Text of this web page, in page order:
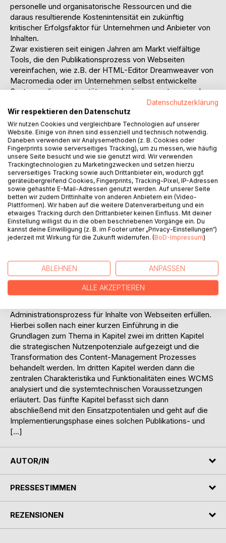
personelle und organisatorische Ressourcen und die
daraus resultierende Kostenintensität ein zukünftig
kritischer Erfolgsfaktor für Unternehmen und Anbieter von
Inhalten.
Zwar existieren seit einigen Jahren am Markt vielfältige
Tools, die den Publikationsprozess von Webseiten
vereinfachen, wie z.B. der HTML-Editor Dreamweaver von
Macromedia oder im Unternehmen selbst entwickelte
Systeme, diese unterstützen jedoch nur ansatzweise den
Prozess der Publikation. Gerade bei Publikationsprozessen
mit mehreren Autoren und der Administration einer Vielzahl
von unterschiedlichen Inhalten wie Text, Grafiken, Sound
und Video ergeben sich kostenintensive Prozesse, die
zusätzlich durch Medienbrüche belastet werden. Der
permanente und zeit- und arbeitsintensive Aktualisierungs-
und Pflegeaufwand der bisherigen Web-
Administrationssysteme bleibt daher ein zentrales Problem
und in der Folge der Ausweitung von Web-Präsenzen im
Internet ergibt sich eine zunehmende Relevanz, diesen
Prozess effektiver und effizienter zu gestalten.
Web Content Management Systeme setzen an diesem
Problem an und automatisieren den Prozess der Redaktion,
Pflege, Qualitätssicherung und Publikations-Freigabe von
Gang der Untersuchung:
Im Rahmen der vorliegenden Arbeit soll nun untersucht
werden, inwieweit Web Content Management Systeme die
angeführten strategischen und operativen Anforderungen
Administrationsprozess für Inhalte von Webseiten erfüllen.
Hierbei sollen nach einer kurzen Einführung in die
Grundlagen zum Thema in Kapitel zwei im dritten Kapitel
die strategischen Nutzenpotenziale aufgezeigt und die
Transformation des Content-Management Prozesses
behandelt werden. Im dritten Kapitel werden dann die
zentralen Charakteristika und Funktionalitäten eines WCMS
analysiert und die systemtechnischen Voraussetzungen
erläutert. Das fünfte Kapitel befasst sich dann
abschließend mit den Einsatzpotentialen und geht auf die
Implementierungsphase eines solchen Publikations- und
[…]
AUTOR/IN
PRESSESTIMMEN
REZENSIONEN
Datenschutzerklärung
Wir respektieren den Datenschutz
Wir nutzen Cookies und vergleichbare Technologien auf unserer
Website. Einige von ihnen sind essenziell und technisch notwendig.
Daneben verwenden wir Analysemethoden (z. B. Cookies oder
Fingerprints sowie serverseitiges Tracking), um zu messen, wie häufig
unsere Seite besucht und wie sie genutzt wird. Wir verwenden
Trackingtechnologien zu Marketingzwecken und setzen hierzu
serverseitiges Tracking sowie auch Drittanbieter ein, wodurch ggf.
geräteübergreifend Cookies, Fingerprints, Tracking-Pixel, IP-Adressen
sowie gehashte E-Mail-Adressen genutzt werden. Auf unserer Seite
betten wir zudem Drittinhalte von anderen Anbietern ein (Video-
Plattformen). Wir haben auf die weitere Datenverarbeitung und ein
etwaiges Tracking durch den Drittanbieter keinen Einfluss. Mit deiner
Einstellung willigst du in die oben beschriebenen Vorgänge ein. Du
kannst deine Einwilligung (z. B. im Footer unter „Privacy-Einstellungen“)
jederzeit mit Wirkung für die Zukunft widerrufen. (BoD-Impressum)
ABLEHNEN ANPASSEN
ALLE AKZEPTIEREN